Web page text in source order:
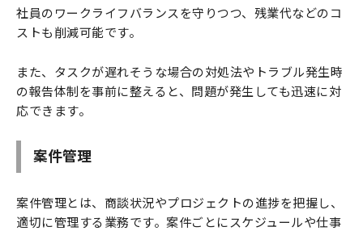
社員のワークライフバランスを守りつつ、残業代などのコ
ストも削減可能です。
また、タスクが遅れそうな場合の対処法やトラブル発生時
の報告体制を事前に整えると、問題が発生しても迅速に対
応できます。
案件管理
案件管理とは、商談状況やプロジェクトの進捗を把握し、
適切に管理する業務です。案件ごとにスケジュールや仕事